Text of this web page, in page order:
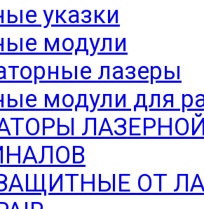
указки
модули
лазеры
модули для
ОТ